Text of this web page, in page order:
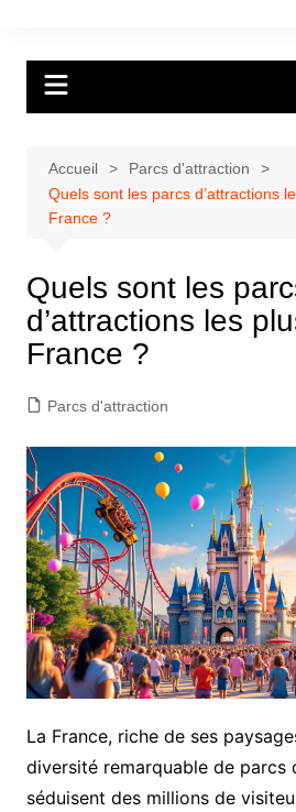
Accueil
Parcs d'attraction
Quels sont les parcs d’attractions
France ?
Quels sont les
d’attractions les
France ?
Parcs d'attraction
La France, riche de ses
diversité remarquable de parcs
séduisent des millions de